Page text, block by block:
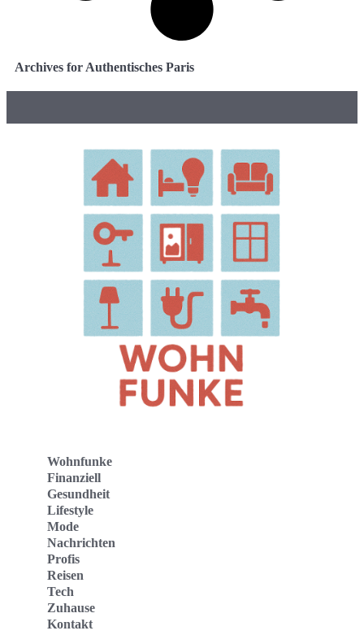
Archives for Authentisches Paris
Wohnfunke
Finanziell
Gesundheit
Lifestyle
Mode
Nachrichten
Profis
Reisen
Tech
Zuhause
Kontakt